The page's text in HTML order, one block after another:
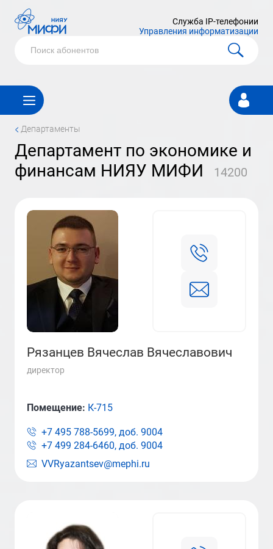
Служба IP-телефонии
Управления информатизации
Личный
кабинет
< Департаменты
департамент по экономике и
финансам НИЯУ МИФИ
14200
Рязанцев Вячеслав Вячеславович
директор
VVRyazantsev@mephi.ru
Помещение: К-715
+7 495 788-5699, доб. 9004
+7 499 284-6460, доб. 9004